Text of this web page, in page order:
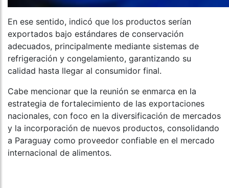
En ese sentido, indicó que los productos serían
exportados bajo estándares de conservación
adecuados, principalmente mediante sistemas de
refrigeración y congelamiento, garantizando su
calidad hasta llegar al consumidor final.
Cabe mencionar que la reunión se enmarca en la
estrategia de fortalecimiento de las exportaciones
nacionales, con foco en la diversificación de mercados
y la incorporación de nuevos productos, consolidando
a Paraguay como proveedor confiable en el mercado
internacional de alimentos.